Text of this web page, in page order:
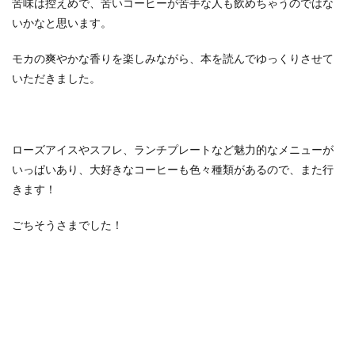
苦味は控えめで、苦いコーヒーが苦手な人も飲めちゃうのではな
いかなと思います。
モカの爽やかな香りを楽しみながら、本を読んでゆっくりさせて
いただきました。
ローズアイスやスフレ、ランチプレートなど魅力的なメニューが
いっぱいあり、大好きなコーヒーも色々種類があるので、また行
きます！
ごちそうさまでした！